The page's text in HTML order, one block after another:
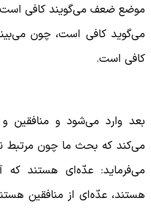
ضعف می‌گویند کافی
کافی است، چون
است.
وارد می‌شود و منافقین و
که بحث ما چون مرتبط
عدّه‌ای هستند که
عدّه‌ای از منافقین